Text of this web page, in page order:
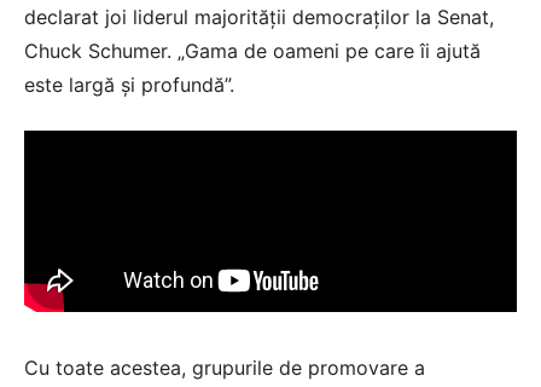
declarat joi liderul majorității democraților la Senat,
Chuck Schumer. „Gama de oameni pe care îi ajută
este largă și profundă”.
Cu toate acestea, grupurile de promovare a